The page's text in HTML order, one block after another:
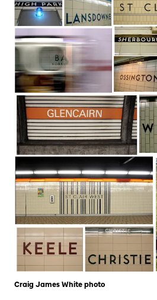
Craig James White photo